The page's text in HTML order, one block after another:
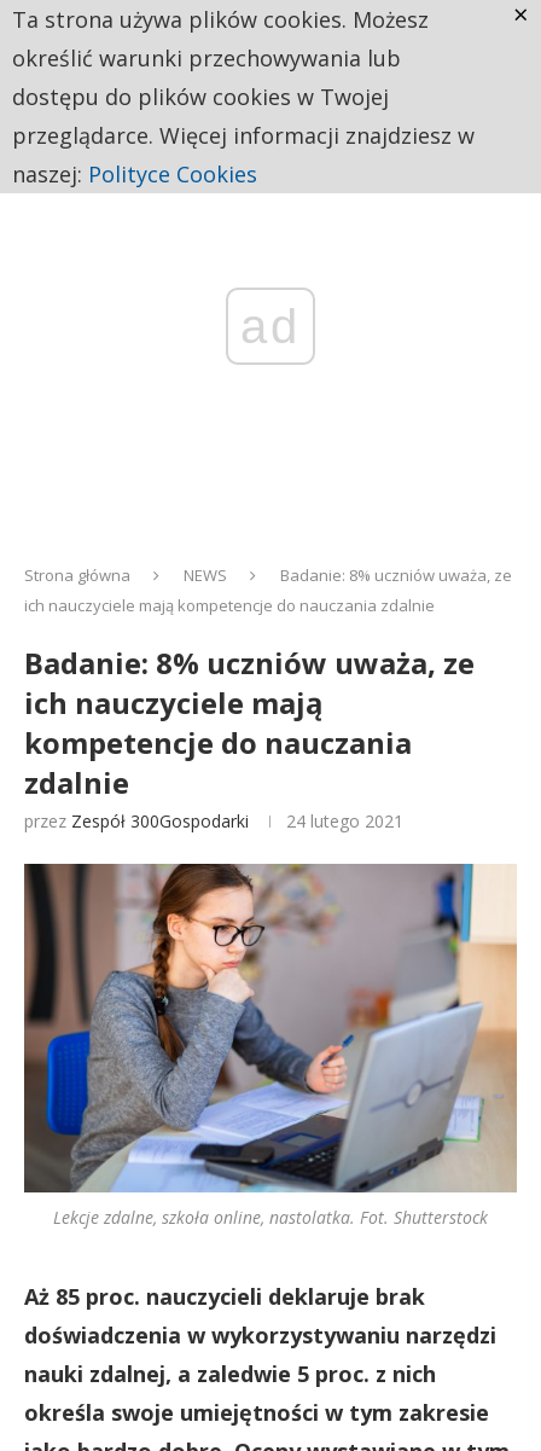
ad
Strona główna NEWS
Badanie: 8% uczniów uważa, ze
ich nauczyciele mają kompetencje do nauczania zdalnie
Badanie: 8% uczniów uważa, ze
ich nauczyciele mają
kompetencje do nauczania
zdalnie
przez Zespół 300Gospodarki 24 lutego 2021
Lekcje zdalne, szkoła online, nastolatka. Fot. Shutterstock
Aż 85 proc. nauczycieli deklaruje brak
doświadczenia w wykorzystywaniu narzędzi
nauki zdalnej, a zaledwie 5 proc. z nich
określa swoje umiejętności w tym zakresie
Ta strona używa plików cookies. Możesz
określić warunki przechowywania lub
dostępu do plików cookies w Twojej
przeglądarce. Więcej informacji znajdziesz w
naszej: Polityce Cookies
×